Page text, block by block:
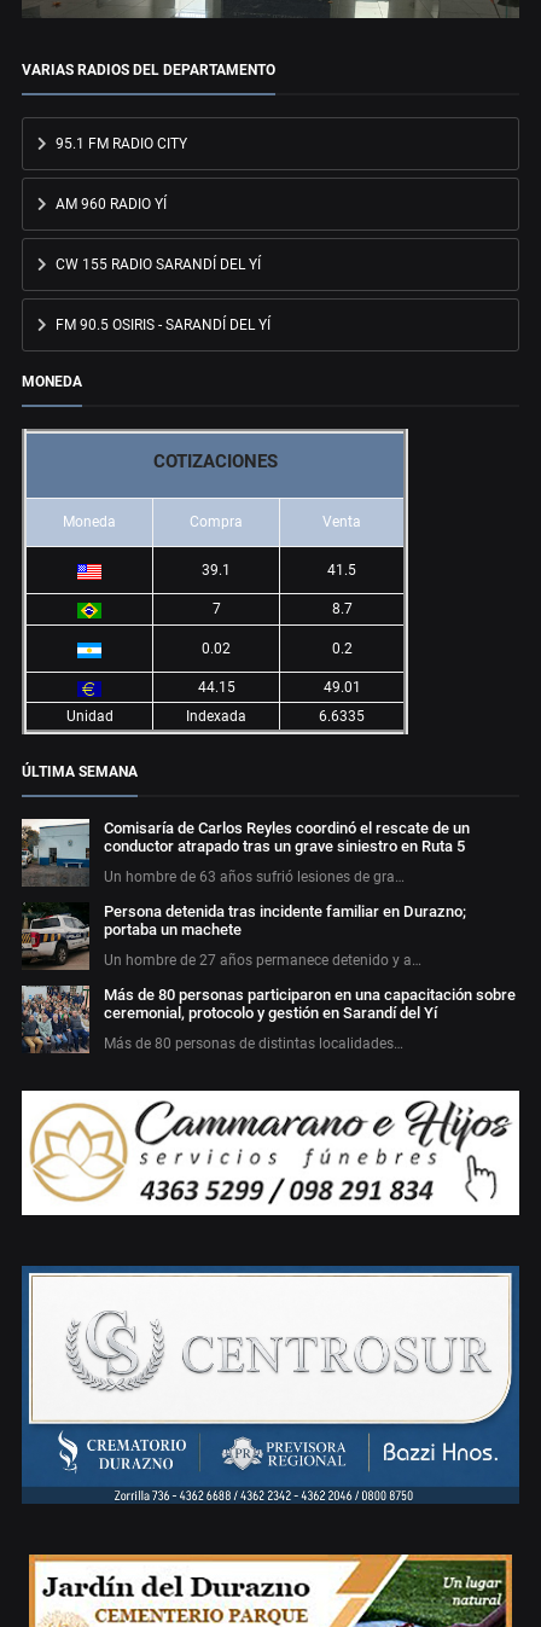
VARIAS RADIOS DEL DEPARTAMENTO
95.1 FM RADIO CITY
AM 960 RADIO YÍ
CW 155 RADIO SARANDÍ DEL YÍ
FM 90.5 OSIRIS - SARANDÍ DEL YÍ
MONEDA
COTIZACIONES
Moneda Compra Venta
39.1 41.5
7 8.7
0.02 0.2
44.15
49.01
Unidad
Indexada 6.6335
ÚLTIMA SEMANA
Comisaría de Carlos Reyles coordinó el rescate de un
conductor atrapado tras un grave siniestro en Ruta 5
Un hombre de 63 años sufrió lesiones de gra…
Persona detenida tras incidente familiar en Durazno;
portaba un machete
Un hombre de 27 años permanece detenido y a…
Más de 80 personas participaron en una capacitación sobre
ceremonial, protocolo y gestión en Sarandí del Yí
Más de 80 personas de distintas localidades…